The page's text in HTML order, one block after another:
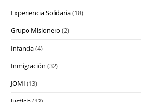
Experiencia Solidaria(18)
Grupo Misionero (2)
Infancia(4)
Inmigración (32)
JOMI (13)